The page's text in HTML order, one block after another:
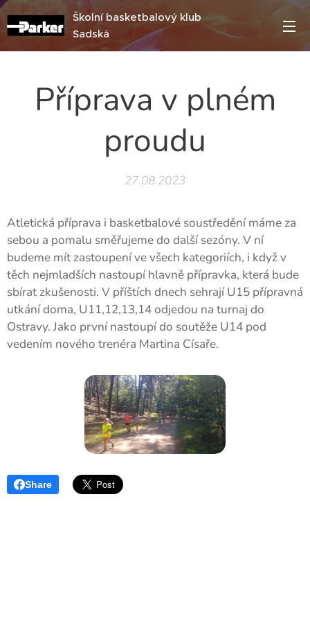
Školní basketbalový klub
Sadská
Příprava v plném
proudu
27.08.2023
Atletická příprava i basketbalové soustředění máme za
sebou a pomalu směřujeme do další sezóny. V ní
budeme mít zastoupení ve všech kategoriích, i když v
těch nejmladších nastoupí hlavně přípravka, která bude
sbírat zkušenosti. V příštích dnech sehrají U15 přípravná
utkání doma, U11,12,13,14 odjedou na turnaj do
Ostravy. Jako první nastoupí do soutěže U14 pod
vedením nového trenéra Martina Císaře.
Share